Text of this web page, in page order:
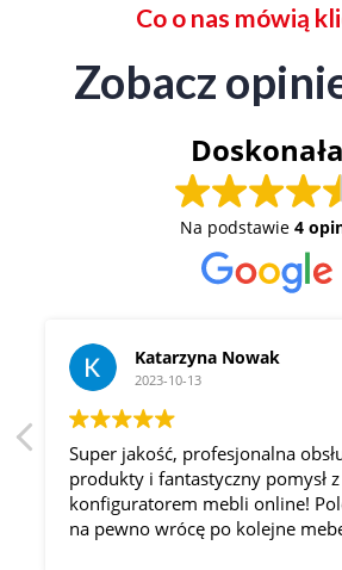
Co o nas mówią
Zobacz
Doskonała
Na podstawie 4
Katarzyna Nowak
2023-10-13
Super jakość, profesjonalna
produkty i fantastyczny pomysł z
konfiguratorem mebli online!
na pewno wrócę po kolejne